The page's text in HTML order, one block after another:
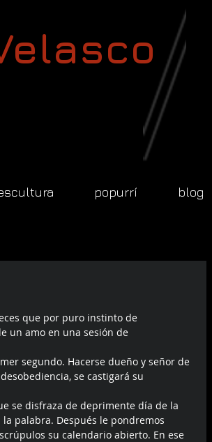
popurrí blog
que por puro instinto de
un amo en una sesión de
segundo. Hacerse dueño y señor de
se castigará su
se disfraza de deprimente día de la
palabra. Después le pondremos
su calendario abierto. En ese